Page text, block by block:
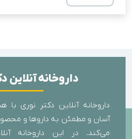
داروخانه آنلاین
داروخانه آنلاین دکتر نوری
آسان و مطمئن به داروها و
می‌کند. در این داروخانه